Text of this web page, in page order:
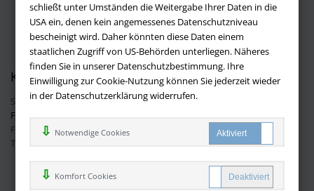
schließt unter Umständen die Weitergabe Ihrer Daten in die
USA ein, denen kein angemessenes Datenschutzniveau
bescheinigt wird. Daher könnten diese Daten einem
staatlichen Zugriff von US-Behörden unterliegen. Näheres
finden Sie in unserer Datenschutzbestimmung. Ihre
Einwilligung zur Cookie-Nutzung können Sie jederzeit wieder
in der Datenschutzerklärung widerrufen.
Notwendige Cookies
Komfort Cookies
Batteriehinweis
AGB
Datenschutz
Kontakt
Sie haben Fragen?Hier finden Sie Antworten auf häufig gestellte
Fragen.
Fragen per E-Mail:info@buchversandmimpf2000.de
Telefon: +49 (0)9209 20 23 188
Ihre Vorteile bei uns
Kostenloser Versand innerhalb Deutschlands